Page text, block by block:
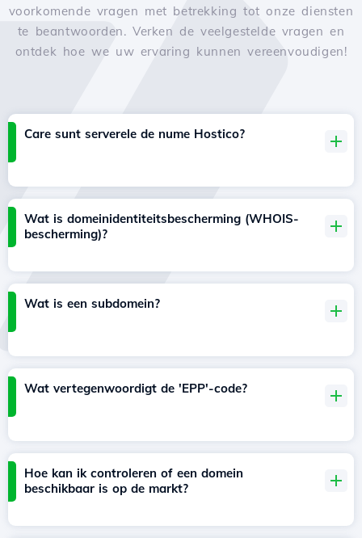
voorkomende vragen met betrekking tot onze diensten
te beantwoorden. Verken de veelgestelde vragen en
ontdek hoe we uw ervaring kunnen vereenvoudigen!
Care sunt serverele de nume Hostico?
Wat is domeinidentiteitsbescherming (WHOIS-
bescherming)?
Wat is een subdomein?
Wat vertegenwoordigt de 'EPP'-code?
Hoe kan ik controleren of een domein
beschikbaar is op de markt?